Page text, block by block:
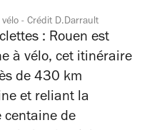
- Crédit D.Darrault
: Rouen est
à vélo, cet itinéraire
de 430 km
et reliant la
centaine de